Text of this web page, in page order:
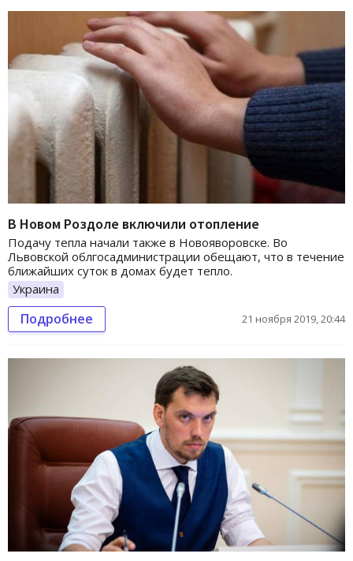
В Новом Роздоле включили отопление
Подачу тепла начали также в Новояворовске. Во
Львовской облгосадминистрации обещают, что в течение
ближайших суток в домах будет тепло.
Украина
Подробнее 21 ноября 2019, 20:44